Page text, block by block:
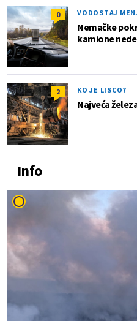
0 VODOSTAJ
Nemačke
kamione
2 KO JE LISCO?
Najveća
Info